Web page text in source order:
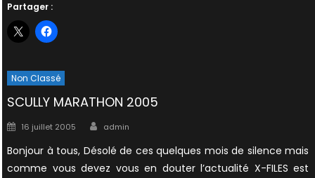
Partager :
Non Classé
SCULLY MARATHON 2005
Posted
16 juillet 2005 Author
admin
Bonjour à tous, Désolé de ces quelques mois de silence mais
comme vous devez vous en douter l’actualité X-FILES est